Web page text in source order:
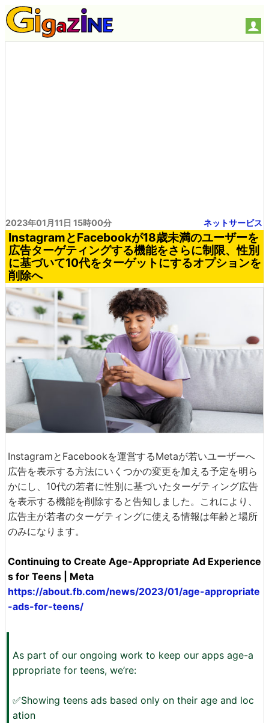
2023年01月11日 15時00分 ネットサービス
InstagramとFacebookが18歳未満のユーザーを
広告ターゲティングする機能をさらに制限、性別
に基づいて10代をターゲットにするオプションを
削除へ
InstagramとFacebookを運営するMetaが若いユーザーへ
広告を表示する方法にいくつかの変更を加える予定を明ら
かにし、10代の若者に性別に基づいたターゲティング広告
を表示する機能を削除すると告知しました。これにより、
広告主が若者のターゲティングに使える情報は年齢と場所
のみになります。
Continuing to Create Age-Appropriate Ad Experience
s for Teens | Meta
https://about.fb.com/news/2023/01/age-appropriate
-ads-for-teens/
As part of our ongoing work to keep our apps age-a
ppropriate for teens, we’re:
✅Showing teens ads based only on their age and loc
ation